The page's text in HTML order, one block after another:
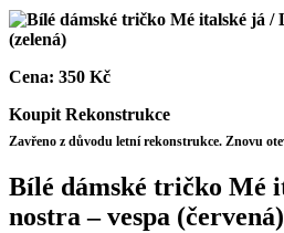
Cena: 350 Kč
KoupitRekonstrukce
Zavřeno z důvodu letní rekonstrukce. Znovu
Bílé dámské tričko Mé
nostra – vespa (červená)